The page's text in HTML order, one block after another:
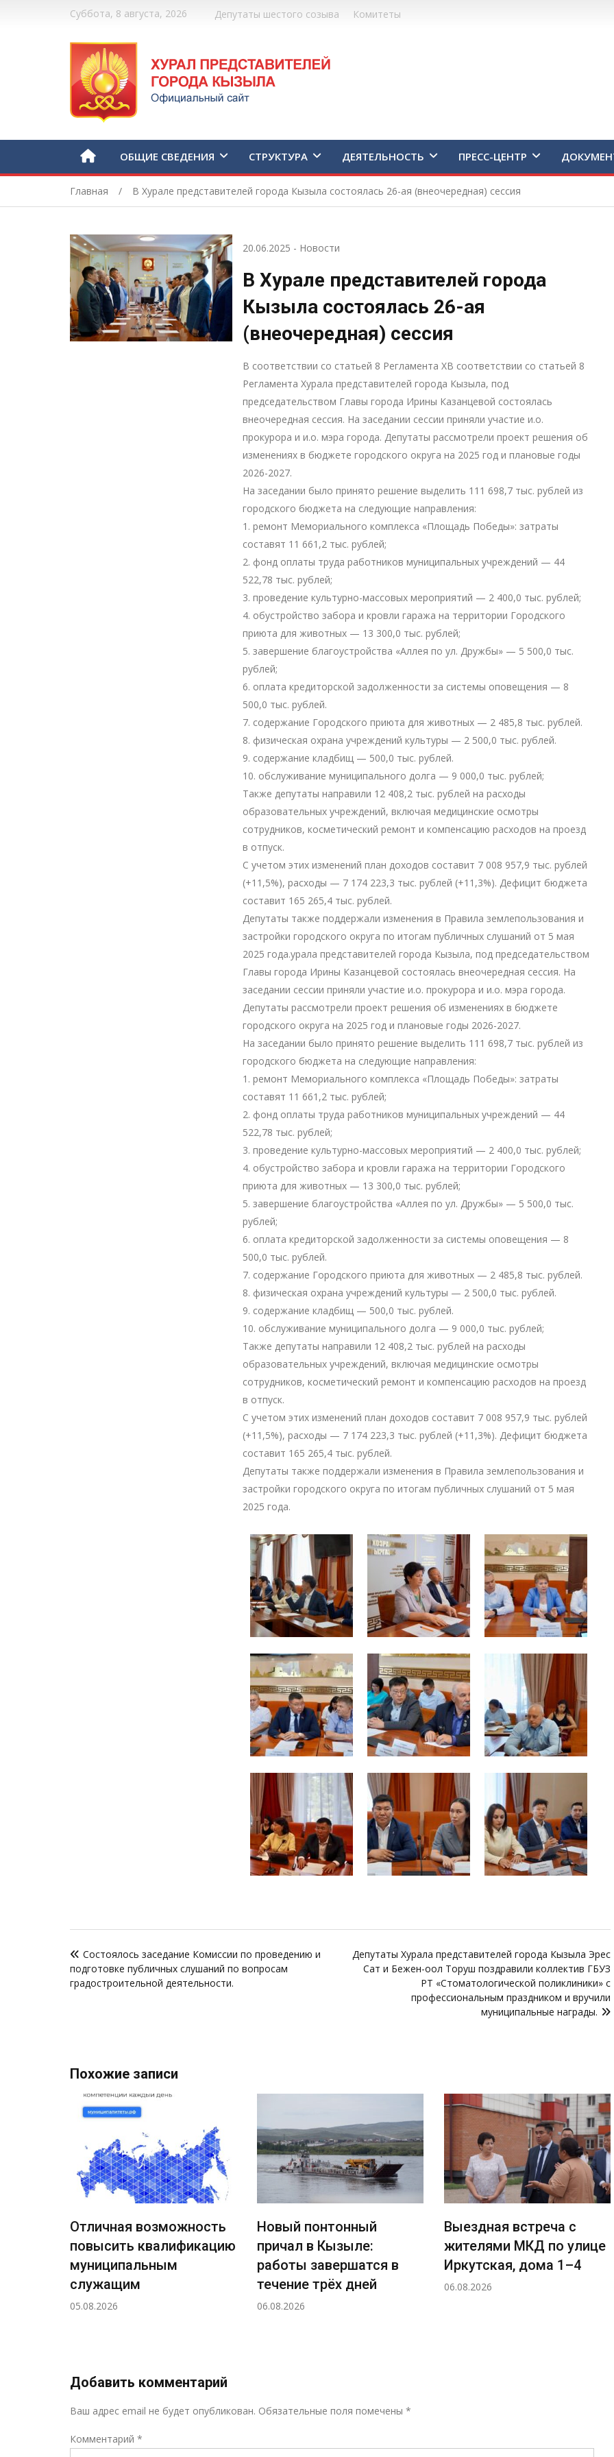
Суббота, 8 августа, 2026 Депутаты шестого созыва Комитеты
ОБЩИЕ СВЕДЕНИЯ СТРУКТУРА ДЕЯТЕЛЬНОСТЬ ПРЕСС-ЦЕНТР
Главная В Хурале представителей города Кызыла состоялась 26-ая (внеочередная) сессия
20.06.2025 - Новости
В Хурале представителей города
Кызыла состоялась 26-ая
(внеочередная) сессия
В соответствии со статьей 8 Регламента ХВ соответствии со статьей 8
Регламента Хурала представителей города Кызыла, под
председательством Главы города Ирины Казанцевой состоялась
внеочередная сессия. На заседании сессии приняли участие и.о.
прокурора и и.о. мэра города. Депутаты рассмотрели проект решения об
изменениях в бюджете городского округа на 2025 год и плановые годы
2026-2027.
На заседании было принято решение выделить 111 698,7 тыс. рублей из
городского бюджета на следующие направления:
1. ремонт Мемориального комплекса «Площадь Победы»: затраты
составят 11 661,2 тыс. рублей;
2. фонд оплаты труда работников муниципальных учреждений — 44
522,78 тыс. рублей;
3. проведение культурно-массовых мероприятий — 2 400,0 тыс. рублей;
4. обустройство забора и кровли гаража на территории Городского
приюта для животных — 13 300,0 тыс. рублей;
5. завершение благоустройства «Аллея по ул. Дружбы» — 5 500,0 тыс.
рублей;
6. оплата кредиторской задолженности за системы оповещения — 8
500,0 тыс. рублей.
7. содержание Городского приюта для животных — 2 485,8 тыс. рублей.
8. физическая охрана учреждений культуры — 2 500,0 тыс. рублей.
9. содержание кладбищ — 500,0 тыс. рублей.
10. обслуживание муниципального долга — 9 000,0 тыс. рублей;
Также депутаты направили 12 408,2 тыс. рублей на расходы
образовательных учреждений, включая медицинские осмотры
сотрудников, косметический ремонт и компенсацию расходов на проезд
в отпуск.
С учетом этих изменений план доходов составит 7 008 957,9 тыс. рублей
(+11,5%), расходы — 7 174 223,3 тыс. рублей (+11,3%). Дефицит бюджета
составит 165 265,4 тыс. рублей.
Депутаты также поддержали изменения в Правила землепользования и
застройки городского округа по итогам публичных слушаний от 5 мая
2025 года.урала представителей города Кызыла, под председательством
Главы города Ирины Казанцевой состоялась внеочередная сессия. На
заседании сессии приняли участие и.о. прокурора и и.о. мэра города.
Депутаты рассмотрели проект решения об изменениях в бюджете
городского округа на 2025 год и плановые годы 2026-2027.
На заседании было принято решение выделить 111 698,7 тыс. рублей из
городского бюджета на следующие направления:
1. ремонт Мемориального комплекса «Площадь Победы»: затраты
составят 11 661,2 тыс. рублей;
2. фонд оплаты труда работников муниципальных учреждений — 44
522,78 тыс. рублей;
3. проведение культурно-массовых мероприятий — 2 400,0 тыс. рублей;
4. обустройство забора и кровли гаража на территории Городского
приюта для животных — 13 300,0 тыс. рублей;
5. завершение благоустройства «Аллея по ул. Дружбы» — 5 500,0 тыс.
рублей;
6. оплата кредиторской задолженности за системы оповещения — 8
500,0 тыс. рублей.
7. содержание Городского приюта для животных — 2 485,8 тыс. рублей.
8. физическая охрана учреждений культуры — 2 500,0 тыс. рублей.
9. содержание кладбищ — 500,0 тыс. рублей.
10. обслуживание муниципального долга — 9 000,0 тыс. рублей;
Также депутаты направили 12 408,2 тыс. рублей на расходы
образовательных учреждений, включая медицинские осмотры
сотрудников, косметический ремонт и компенсацию расходов на проезд
в отпуск.
С учетом этих изменений план доходов составит 7 008 957,9 тыс. рублей
(+11,5%), расходы — 7 174 223,3 тыс. рублей (+11,3%). Дефицит бюджета
составит 165 265,4 тыс. рублей.
Депутаты также поддержали изменения в Правила землепользования и
застройки городского округа по итогам публичных слушаний от 5 мая
2025 года.
по
записям
Состоялось заседание Комиссии по проведению и
подготовке публичных слушаний по вопросам
градостроительной деятельности.
Депутаты Хурала представителей города Кызыла Эрес
Сат и Бежен-оол Торуш поздравили коллектив ГБУЗ
РТ «Стоматологической поликлиники» с
профессиональным праздником и вручили
муниципальные награды.
Похожие записи
Отличная возможность
повысить квалификацию
муниципальным
служащим
05.08.2026
Новый понтонный
причал в Кызыле:
работы завершатся в
течение трёх дней
06.08.2026
Выездная встреча с
жителями МКД по улице
Иркутская, дома 1–4
06.08.2026
Добавить комментарий
Ваш адрес email не будет опубликован. Обязательные поля помечены *
Комментарий *